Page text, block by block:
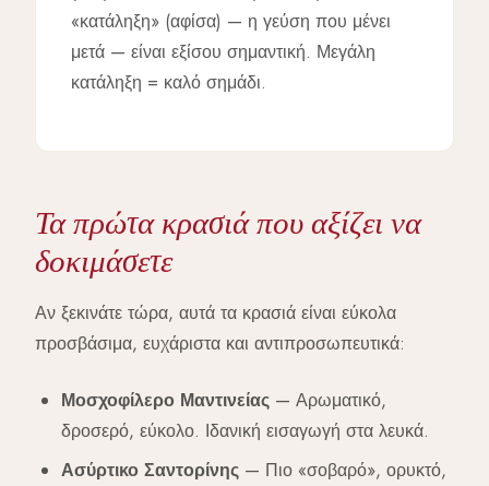
«κατάληξη» (αφίσα) — η γεύση που μένει
μετά — είναι εξίσου σημαντική. Μεγάλη
κατάληξη = καλό σημάδι.
Τα πρώτα κρασιά που αξίζει να
δοκιμάσετε
Αν ξεκινάτε τώρα, αυτά τα κρασιά είναι εύκολα
προσβάσιμα, ευχάριστα και αντιπροσωπευτικά:
Μοσχοφίλερο Μαντινείας — Αρωματικό,
δροσερό, εύκολο. Ιδανική εισαγωγή στα λευκά.
Ασύρτικο Σαντορίνης — Πιο «σοβαρό», ορυκτό,